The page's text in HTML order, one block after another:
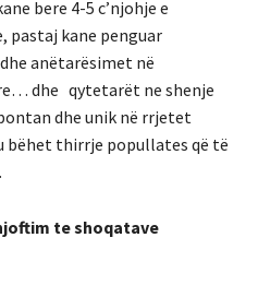
bere 4-5 c’njohje e
pastaj kane penguar
anëtarësimet në
dhe qytetarët ne shenje
dhe unik në rrjetet
bëhet thirrje popullates që të
te shoqatave